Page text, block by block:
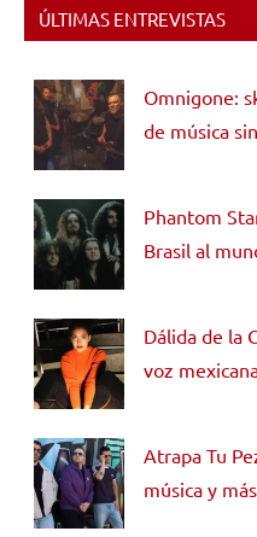
ÚLTIMAS ENTREVISTAS
Omnigone:
de música
Phantom
Brasil al
Dálida de la
voz
Atrapa Tu
música y